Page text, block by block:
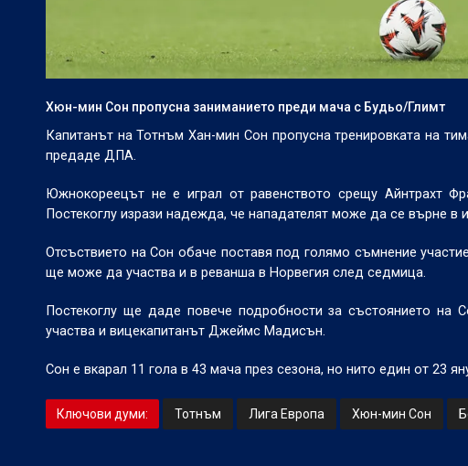
Хюн-мин Сон пропусна заниманието преди мача с Будьо/Глимт
Капитанът на Тотнъм Хан-мин Сон пропусна тренировката на
предаде ДПА.
Южнокореецът не е играл от равенството срещу Айнтрахт
Постекоглу изрази надежда, че нападателят може да се върне в
Отсъствието на Сон обаче поставя под голямо съмнение
ще може да участва и в реванша в Норвегия след седмица.
Постекоглу ще даде повече подробности за състоянието на
участва и вицекапитанът Джеймс Мадисън.
Сон е вкарал 11 гола в 43 мача през сезона, но нито един от 23
Ключови думи: Тотнъм Лига Европа Хюн-мин Сон